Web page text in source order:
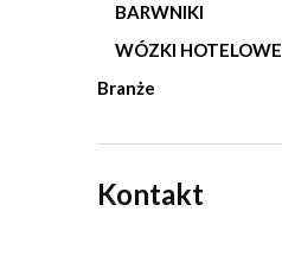
BARWNIKI
WÓZKI HOTELOWE
Branże
Kontakt